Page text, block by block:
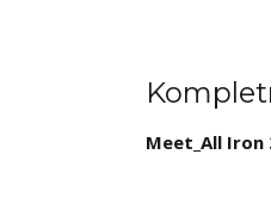
Meet_All Iron